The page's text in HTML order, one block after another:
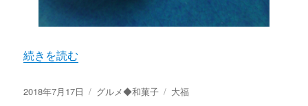
“四日市の御菓子処富貴堂の、まっしろな「生クリーム大
続きを読む
投
2018年7月17日
カ
グルメ◆和菓子
タ
大福